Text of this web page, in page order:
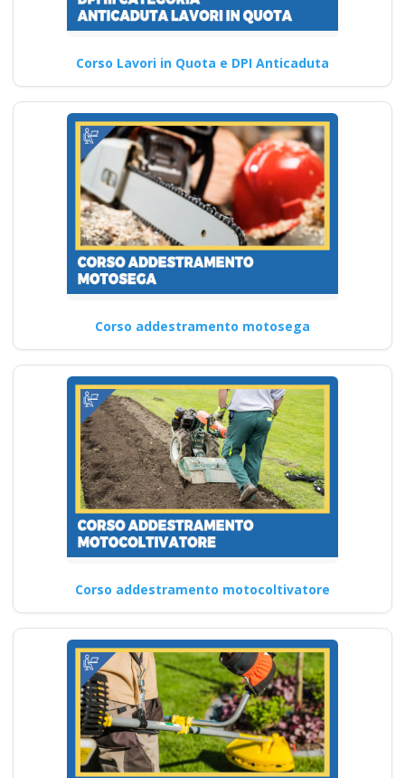
Corso Lavori in Quota e DPI Anticaduta
Corso addestramento motosega
Corso addestramento motocoltivatore